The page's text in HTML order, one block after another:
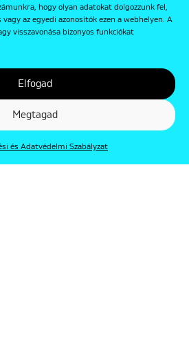
hogy olyan adatokat dolgozzunk fel,
az egyedi azonosítók ezen a webhelyen. A
visszavonása bizonyos funkciókat
Elfogad
Megtagad
és Adatvédelmi Szabályzat